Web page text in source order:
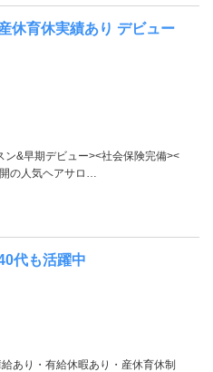
休育休実績あり デビュー
ン&早期デビュー><社会保険完備><
の人気ヘアサロ…
代も活躍中
あり・有給休暇あり・産休育休制